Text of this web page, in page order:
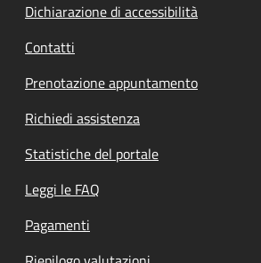
Dichiarazione di accessibilità
Contatti
Prenotazione appuntamento
Richiedi assistenza
Statistiche del portale
Leggi le FAQ
Pagamenti